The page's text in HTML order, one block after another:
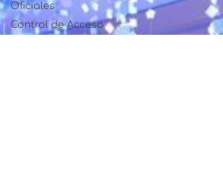
Oficiales
Control de Acceso